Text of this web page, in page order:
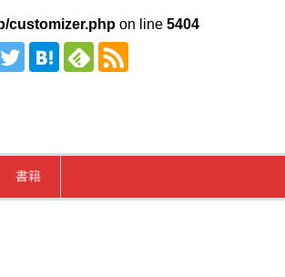
customizer.php on line 5404
書籍